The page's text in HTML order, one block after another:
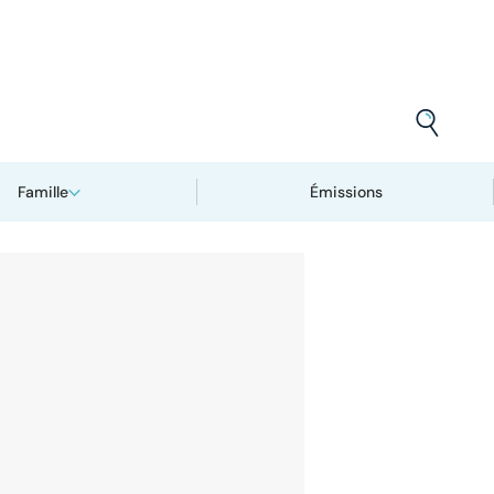
Famille Émissions